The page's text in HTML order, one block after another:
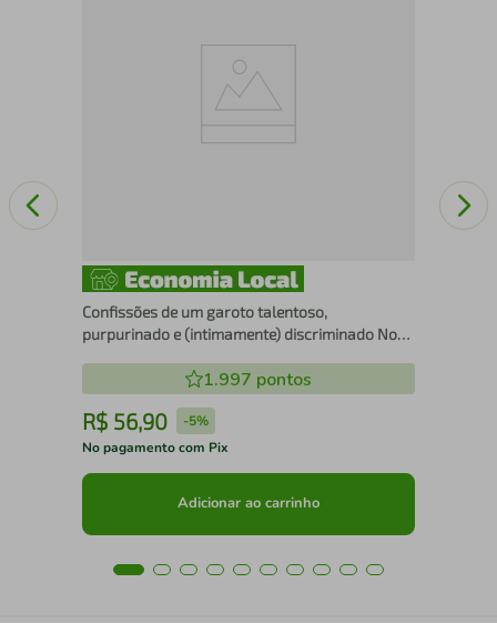
Confissões de um garoto talentoso,
purpurinado e (intimamente) discriminado Nova
1.997 pontos
R$ 56,90 -5%
No pagamento com Pix
Adicionar ao carrinho